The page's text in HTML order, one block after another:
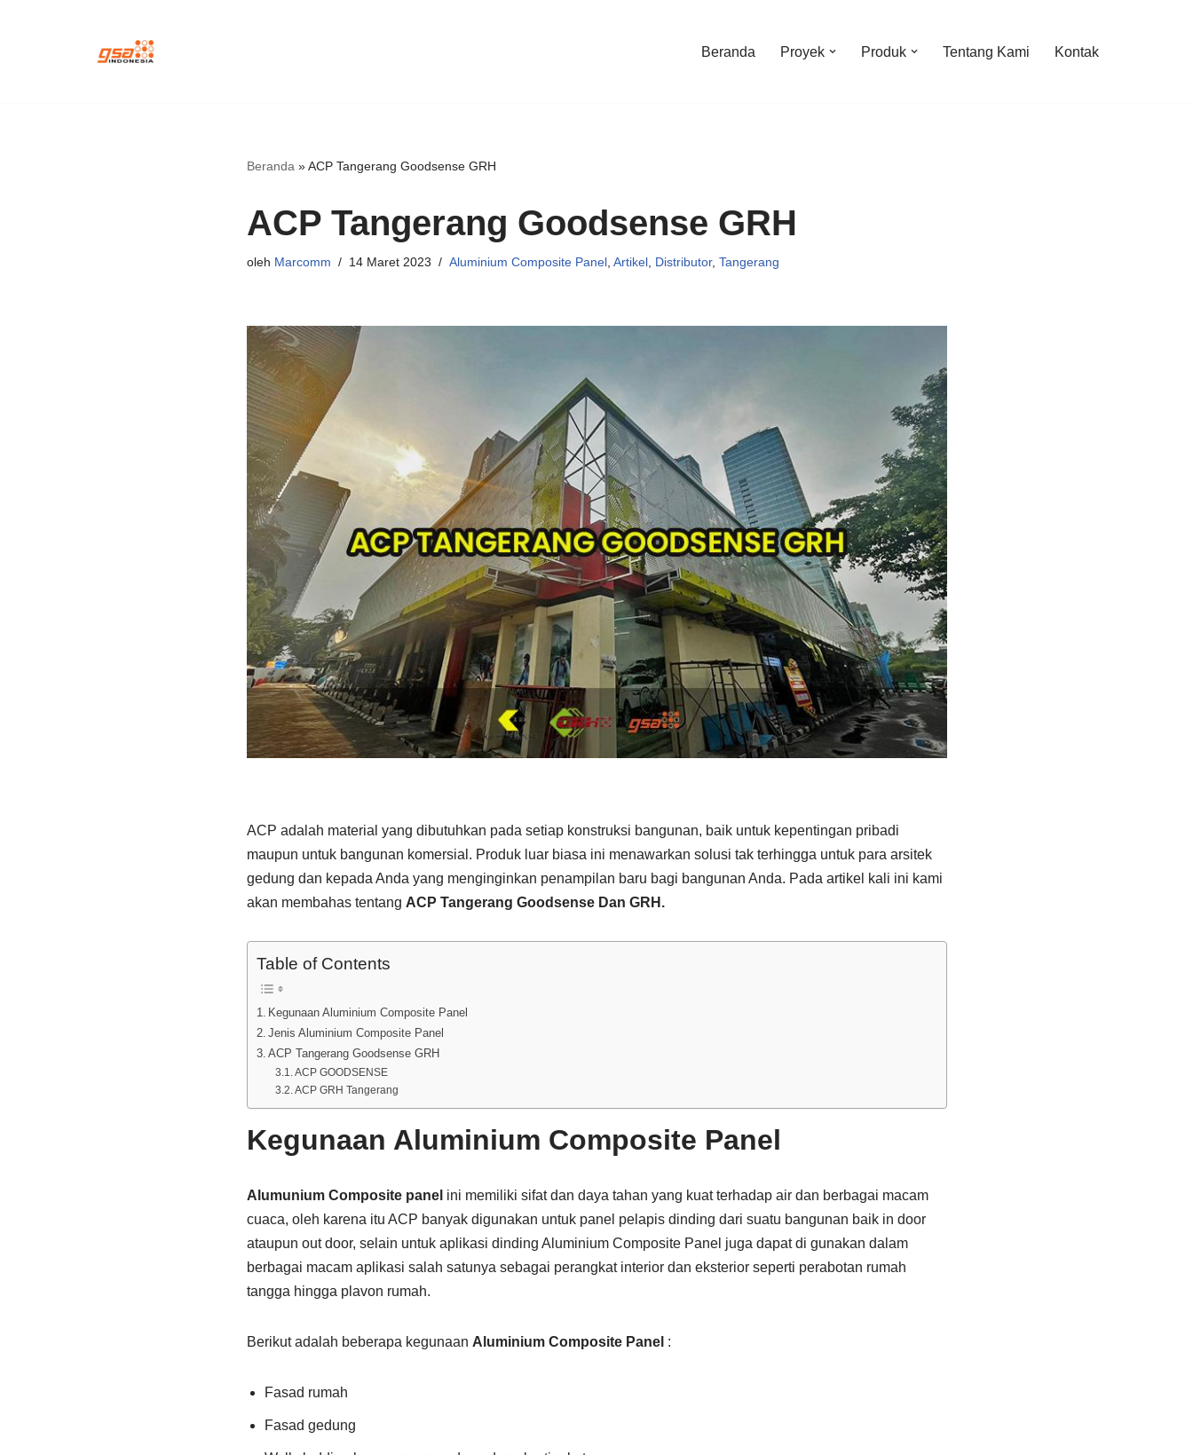
Beranda Proyek Produk Tentang Kami Kontak
Beranda »ACP Tangerang Goodsense GRH
ACP Tangerang Goodsense GRH
oleh Marcomm 14 Maret 2023 Aluminium Composite Panel, Artikel, Distributor, Tangerang
ACP adalah material yang dibutuhkan pada setiap konstruksi bangunan, baik untuk kepentingan pribadi
maupun untuk bangunan komersial. Produk luar biasa ini menawarkan solusi tak terhingga untuk para arsitek
gedung dan kepada Anda yang menginginkan penampilan baru bagi bangunan Anda. Pada artikel kali ini kami
akan membahas tentang ACP Tangerang Goodsense Dan GRH.
Table of Contents
Kegunaan Aluminium Composite Panel
Jenis Aluminium Composite Panel
ACP Tangerang Goodsense GRH
ACP GOODSENSE
ACP GRH Tangerang
Kegunaan Aluminium Composite Panel
Alumunium Composite panel ini memiliki sifat dan daya tahan yang kuat terhadap air dan berbagai macam
cuaca, oleh karena itu ACP banyak digunakan untuk panel pelapis dinding dari suatu bangunan baik in door
ataupun out door, selain untuk aplikasi dinding Aluminium Composite Panel juga dapat di gunakan dalam
berbagai macam aplikasi salah satunya sebagai perangkat interior dan eksterior seperti perabotan rumah
tangga hingga plavon rumah.
Berikut adalah beberapa kegunaan Aluminium Composite Panel :
Fasad rumah
Fasad gedung